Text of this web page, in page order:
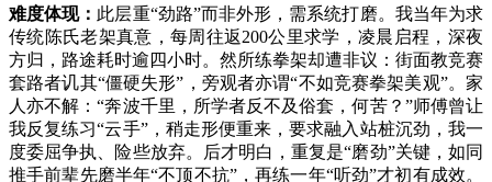
难度体现： 此层重“劲路”而非外形，需系统打磨。我当年为求
传统陈氏老架真意，每周往返200公里求学，凌晨启程，深夜
方归，路途耗时逾四小时。然所练拳架却遭非议：街面教竞赛
套路者讥其“僵硬失形”，旁观者亦谓“不如竞赛拳架美观”。家
人亦不解：“奔波千里，所学者反不及俗套，何苦？”师傅曾让
我反复练习“云手”，稍走形便重来，要求融入站桩沉劲，我一
度委屈争执、险些放弃。后才明白，重复是“磨劲”关键，如同
推手前辈先磨半年“不顶不抗”，再练一年“听劲”才初有成效。